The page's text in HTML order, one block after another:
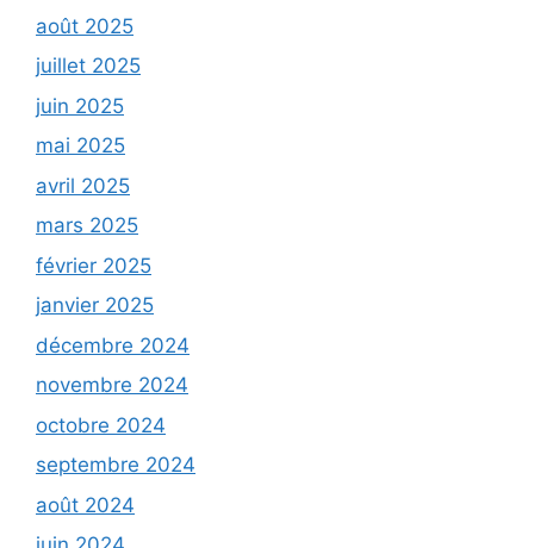
août 2025
juillet 2025
juin 2025
mai 2025
avril 2025
mars 2025
février 2025
janvier 2025
décembre 2024
novembre 2024
octobre 2024
septembre 2024
août 2024